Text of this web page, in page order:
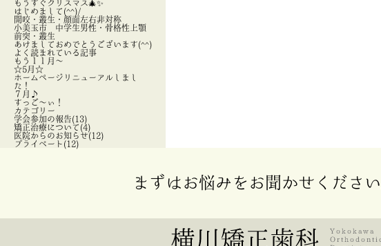
もうすぐクリスマス🎄✨
はじめまして(^^)/
開咬・叢生・顔面左右非対称
小美玉市 中学生男性・骨格性上顎
前突・叢生
あけましておめでとうございます(^^)
よく読まれている記事
もう１１月～
☆5月☆
ホームページリニューアルしまし
た！
７月♪
すっご～ぃ！
カテゴリー
学会参加の報告(13)
矯正治療について(4)
医院からのお知らせ(12)
プライベート(12)
まずはお悩みをお聞かせください